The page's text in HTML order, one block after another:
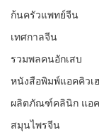
ก้นครัวแพทย์จีน
เทศกาลจีน
รวมพลคนอักเสบ
หนังสือพิมพ์แอคคิวเ
ผลิตภัณฑ์คลินิก แอค
สมุนไพรจีน